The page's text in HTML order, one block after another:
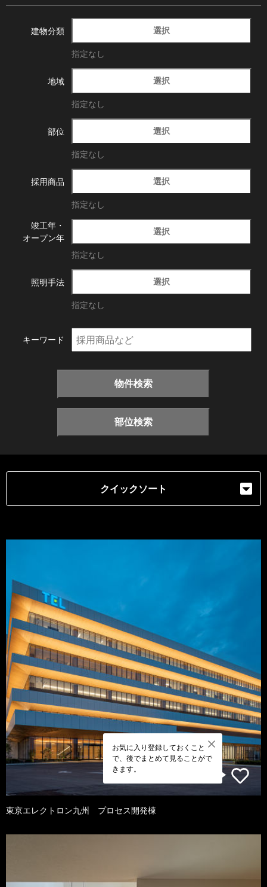
建物分類 選択
指定なし
地域 選択
指定なし
部位 選択
指定なし
採用商品 選択
指定なし
竣工年・
オープン年
選択
指定なし
照明手法 選択
指定なし
キーワード
物件検索
部位検索
クイックソート
お気に入り登録しておくこと
で、後でまとめて見ることがで
きます。
東京エレクトロン九州 プロセス開発棟